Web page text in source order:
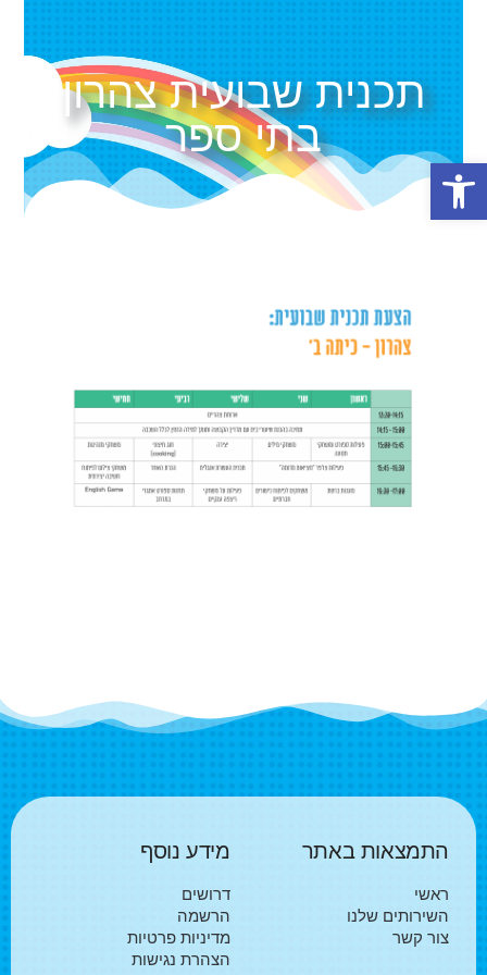
תכנית שבועית צהרון
בתי ספר
התמצאות באתר
ראשי
השירותים שלנו
צור קשר
מידע נוסף
דרושים
הרשמה
מדיניות פרטיות
הצהרת נגישות
פתח סרגל נגישות